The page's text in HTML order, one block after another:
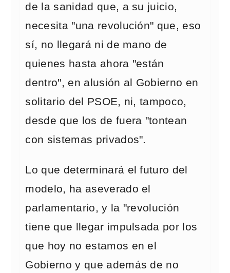
de la sanidad que, a su juicio,
necesita "una revolución" que, eso
sí, no llegará ni de mano de
quienes hasta ahora "están
dentro", en alusión al Gobierno en
solitario del PSOE, ni, tampoco,
desde que los de fuera "tontean
con sistemas privados".
Lo que determinará el futuro del
modelo, ha aseverado el
parlamentario, y la "revolución
tiene que llegar impulsada por los
que hoy no estamos en el
Gobierno y que además de no